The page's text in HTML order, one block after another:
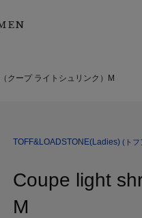
クープ ライトシュリンク）M
TOFF&LOADSTONE(Ladies) (トフ
Coupe light
M